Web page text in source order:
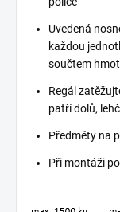
Uvedená
každou
součtem
Regál
patří dolů,
Předměty na
Při montáži